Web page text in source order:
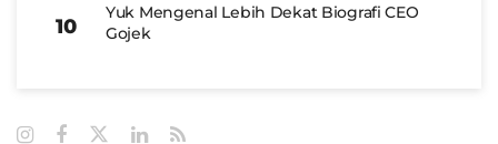
Yuk Mengenal Lebih Dekat Biografi CEO
Gojek